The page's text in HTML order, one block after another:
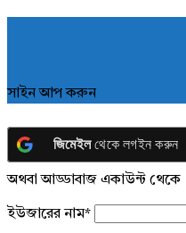
সাইন আপ করুন
জিমেইলথেকে লগইন করুন
অথবা আড্ডাবাজ একাউন্ট থেকে
ইউজারের নাম*